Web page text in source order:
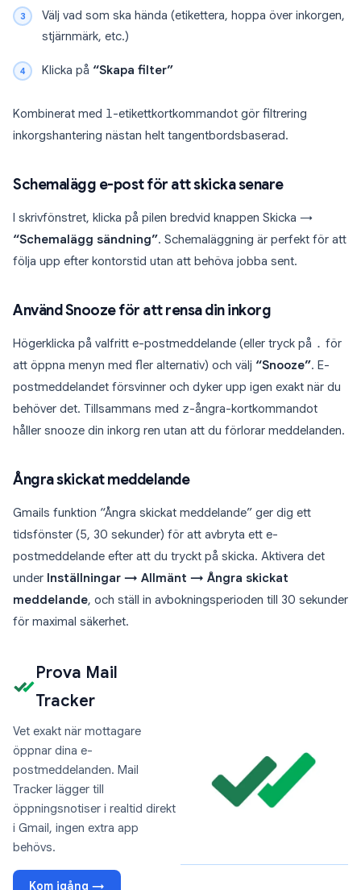
Välj vad som ska hända (etikettera, hoppa över inkorgen,
stjärnmärk, etc.)
Klicka på “Skapa filter”
Kombinerat med l-etikettkortkommandot gör filtrering
inkorgshantering nästan helt tangentbordsbaserad.
Schemalägg e-post för att skicka senare
I skrivfönstret, klicka på pilen bredvid knappen Skicka →
“Schemalägg sändning”. Schemaläggning är perfekt för att
följa upp efter kontorstid utan att behöva jobba sent.
Använd Snooze för att rensa din inkorg
Högerklicka på valfritt e-postmeddelande (eller tryck på . för
att öppna menyn med fler alternativ) och välj “Snooze”. E-
postmeddelandet försvinner och dyker upp igen exakt när du
behöver det. Tillsammans med z-ångra-kortkommandot
håller snooze din inkorg ren utan att du förlorar meddelanden.
Ångra skickat meddelande
Gmails funktion “Ångra skickat meddelande” ger dig ett
tidsfönster (5, 30 sekunder) för att avbryta ett e-
postmeddelande efter att du tryckt på skicka. Aktivera det
under Inställningar → Allmänt → Ångra skickat
meddelande, och ställ in avbokningsperioden till 30 sekunder
för maximal säkerhet.
Prova Mail
Tracker
Vet exakt när mottagare
öppnar dina e-
postmeddelanden. Mail
Tracker lägger till
öppningsnotiser i realtid direkt
i Gmail, ingen extra app
behövs.
Kom igång →